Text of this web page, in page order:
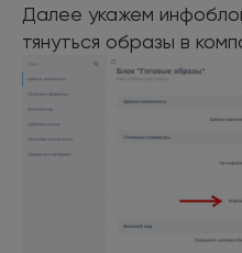
Далее укажем
тянуться образы в